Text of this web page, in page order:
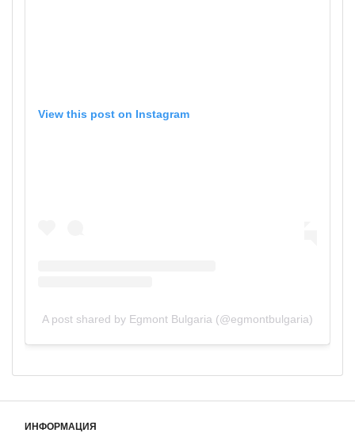
View this post on Instagram
A post shared by Egmont Bulgaria (@egmontbulgaria)
ИНФОРМАЦИЯ